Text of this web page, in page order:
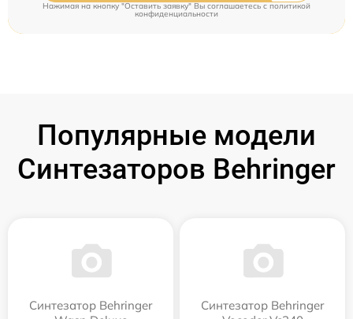
Нажимая на кнопку "Оставить заявку" Вы соглашаетесь c политикой
конфиденциальности
Популярные модели
Синтезаторов Behringer
Синтезатор Behringer
Синтезатор Behringer